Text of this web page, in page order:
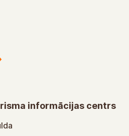
informācijas centrs